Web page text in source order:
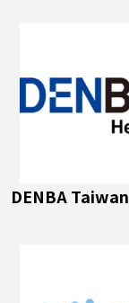
DENBA Taiwan